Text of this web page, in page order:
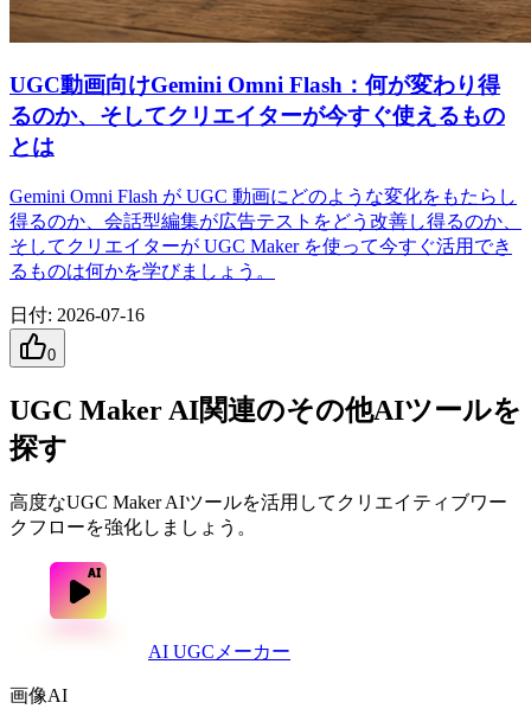
UGC動画向けGemini Omni Flash：何が変わり得
るのか、そしてクリエイターが今すぐ使えるもの
とは
Gemini Omni Flash が UGC 動画にどのような変化をもたらし
得るのか、会話型編集が広告テストをどう改善し得るのか、
そしてクリエイターが UGC Maker を使って今すぐ活用でき
るものは何かを学びましょう。
日付: 2026-07-16
0
UGC Maker AI関連のその他AIツールを
探す
高度なUGC Maker AIツールを活用してクリエイティブワー
クフローを強化しましょう。
AI UGCメーカー
画像AI